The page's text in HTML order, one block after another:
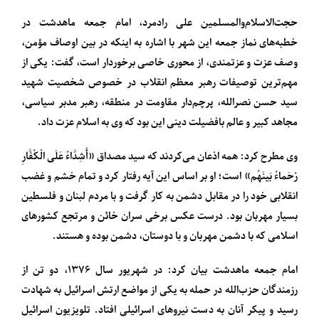
حجت‌الاسلام‌والمسلمین علی رادمرد، امام جمعه ماهدشت در
خطبه‌های نماز جمعه این شهر با اشاره به اینکه در بین اوصاف مؤمن،
وصف عزت و عزتمندی، از محوری خاصی برخوردار است، گفت: یکی از
مهم‌ترین توصیفات رهبر معظم انقلاب در خصوص شخصیت شهید
سید حسن نصرالله، پرچم‌دار مقاومت در منطقه، رهبر مدبر سیاسی،
مجاهد کبیر و عالم بافضیلت دینی این بود که وی به اسلام عزت داد.
وی مطرح کرد: همه اذعان می‌کردند که سید مصداق «أَشِدَّاءُ عَلَى الْکُفَّارِ
رُحَماءُ بَینَهُم» است؛ او بر اساس این آیه رفتار کرد و تمام خشم و غضب
انقلابی خود را در مقابل دشمن به کار گرفت و با مردم لبنان و فلسطین
بسیار مهربان بود. درست عکس برخی سران خائن و مرتجع کشورهای
اسلامی که با دشمن مهربان و با دوستان، دشمن بوده و هستند.
امام جمعه ماهدشت بیان کرد: در شهریور سال ۱۳۷۶، دو تن از
رزمندگان حزب‌الله در حمله به یکی از مواضع ارتش اسرائیل به شهادت
رسید و پیکر آنان به دست نیروهای اسرائیلی افتاد. تلویزیون اسرائیل